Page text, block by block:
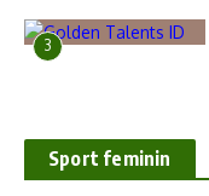
3
Sport feminin